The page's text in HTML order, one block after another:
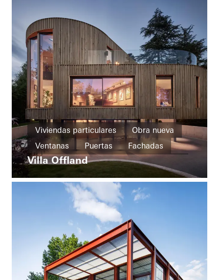
Viviendas particulares
Obra nueva
Ventanas
Puertas
Fachadas
Puertas correderas
United Kingdom
Villa Offland